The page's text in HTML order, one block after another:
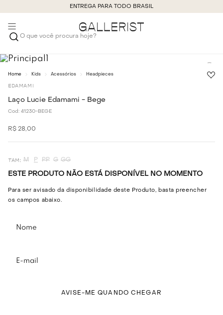
ENTREGA PARA TODO BRASIL
O que você procura hoje?
Kids Acessórios Headpieces
EDAMAMI
Laço Lucie Edamami - Bege
Cod: 41230-BEGE
R$ 28,00
M P PP G GG
ESTE PRODUTO NÃO ESTÁ DISPONÍVEL NO MOMENTO
Para ser avisado da disponibilidade deste Produto, basta preencher
os campos abaixo.
AVISE-ME QUANDO CHEGAR